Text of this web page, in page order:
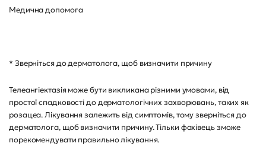
Медична допомога
* Зверніться до дерматолога, щоб визначити причину
Телеангіектазія може бути викликана різними умовами, від
простої спадковості до дерматологічних захворювань, таких як
розацеа. Лікування залежить від симптомів, тому зверніться до
дерматолога, щоб визначити причину. Тільки фахівець зможе
порекомендувати правильно лікування.